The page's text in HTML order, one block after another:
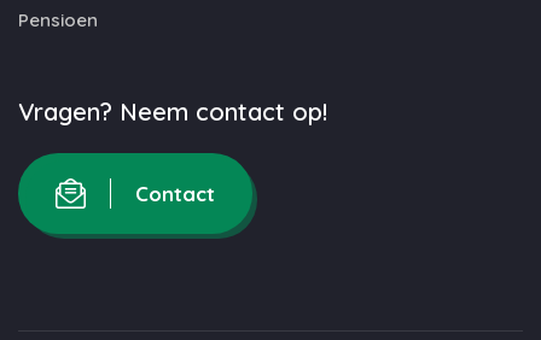
Pensioen
Vragen? Neem contact op!
Contact